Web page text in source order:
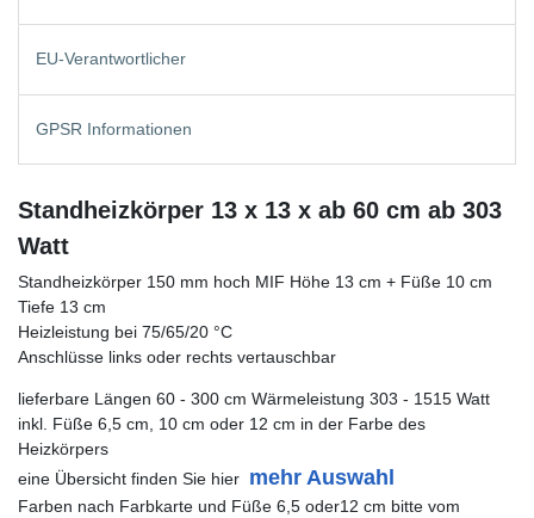
EU-Verantwortlicher
GPSR Informationen
Standheizkörper 13 x 13 x ab 60 cm ab 303
Watt
Standheizkörper 150 mm hoch MIF Höhe 13 cm + Füße 10 cm
Tiefe 13 cm
Heizleistung bei 75/65/20 °C
Anschlüsse links oder rechts vertauschbar
lieferbare Längen 60 - 300 cm Wärmeleistung 303 - 1515 Watt
inkl. Füße 6,5 cm, 10 cm oder 12 cm in der Farbe des
Heizkörpers
eine Übersicht finden Sie hier mehr Auswahl
Farben nach Farbkarte und Füße 6,5 oder12 cm bitte vom